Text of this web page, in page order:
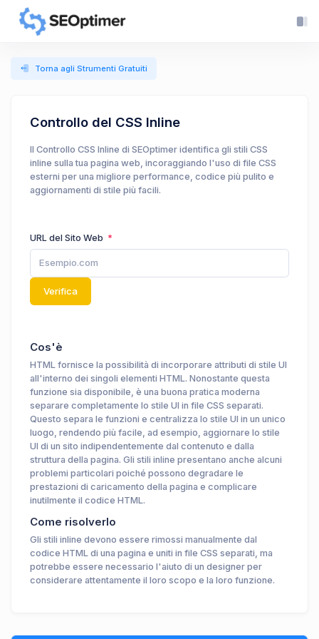
Torna agli Strumenti Gratuiti
Controllo del CSS Inline
Il Controllo CSS Inline di SEOptimer identifica gli stili CSS
inline sulla tua pagina web, incoraggiando l'uso di file CSS
esterni per una migliore performance, codice più pulito e
aggiornamenti di stile più facili.
URL del Sito Web
Verifica
Cos'è
HTML fornisce la possibilità di incorporare attributi di stile UI
all'interno dei singoli elementi HTML. Nonostante questa
funzione sia disponibile, è una buona pratica moderna
separare completamente lo stile UI in file CSS separati.
Questo separa le funzioni e centralizza lo stile UI in un unico
luogo, rendendo più facile, ad esempio, aggiornare lo stile
UI di un sito indipendentemente dal contenuto e dalla
struttura della pagina. Gli stili inline presentano anche alcuni
problemi particolari poiché possono degradare le
prestazioni di caricamento della pagina e complicare
inutilmente il codice HTML.
Come risolverlo
Gli stili inline devono essere rimossi manualmente dal
codice HTML di una pagina e uniti in file CSS separati, ma
potrebbe essere necessario l'aiuto di un designer per
considerare attentamente il loro scopo e la loro funzione.